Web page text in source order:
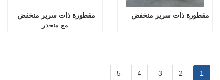
مع منحدر
مقطورة ذات سرير منخفض
1
2
3
4
5